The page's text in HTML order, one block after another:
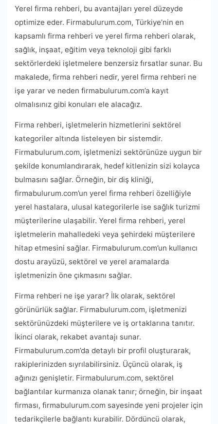
Yerel firma rehberi, bu avantajları yerel düzeyde
optimize eder. Firmabulurum.com, Türkiye’nin en
kapsamlı firma rehberi ve yerel firma rehberi olarak,
sağlık, inşaat, eğitim veya teknoloji gibi farklı
sektörlerdeki işletmelere benzersiz fırsatlar sunar. Bu
makalede, firma rehberi nedir, yerel firma rehberi ne
işe yarar ve neden firmabulurum.com’a kayıt
olmalısınız gibi konuları ele alacağız.
Firma rehberi, işletmelerin hizmetlerini sektörel
kategoriler altında listeleyen bir sistemdir.
Firmabulurum.com, işletmenizi sektörünüze uygun bir
şekilde konumlandırarak, hedef kitlenizin sizi kolayca
bulmasını sağlar. Örneğin, bir diş kliniği,
firmabulurum.com’un yerel firma rehberi özelliğiyle
yerel hastalara, ulusal kategorilerle ise sağlık turizmi
müşterilerine ulaşabilir. Yerel firma rehberi, yerel
işletmelerin mahalledeki veya şehirdeki müşterilere
hitap etmesini sağlar. Firmabulurum.com’un kullanıcı
dostu arayüzü, sektörel ve yerel aramalarda
işletmenizin öne çıkmasını sağlar.
Firma rehberi ne işe yarar? İlk olarak, sektörel
görünürlük sağlar. Firmabulurum.com, işletmenizi
sektörünüzdeki müşterilere ve iş ortaklarına tanıtır.
İkinci olarak, rekabet avantajı sunar.
Firmabulurum.com’da detaylı bir profil oluşturarak,
rakiplerinizden sıyrılabilirsiniz. Üçüncü olarak, iş
ağınızı genişletir. Firmabulurum.com, sektörel
bağlantılar kurmanıza olanak tanır; örneğin, bir inşaat
firması, firmabulurum.com sayesinde yeni projeler için
tedarikçilerle bağlantı kurabilir. Dördüncü olarak,